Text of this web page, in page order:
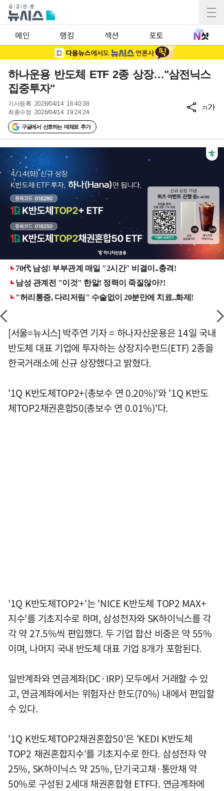
메인 랭킹 섹션 포토
하나운용 반도체 ETF 2종 상장…"삼전닉스
집중투자"
기사등록 2026/04/14 16:40:38
최종수정 2026/04/14 19:24:24
구글에서 선호하는 매체로 추가
가가
[서울=뉴시스] 박주연 기자 = 하나자산운용은 14일 국내
반도체 대표 기업에 투자하는 상장지수펀드(ETF) 2종을
한국거래소에 신규 상장했다고 밝혔다.
'1Q K반도체TOP2+(총보수 연 0.20%)'와 '1Q K반도
체TOP2채권혼합50(총보수 연 0.01%)'다.
'1Q K반도체TOP2+'는 'NICE K반도체 TOP2 MAX+
지수'를 기초지수로 하며, 삼성전자와 SK하이닉스를 각
각 약 27.5%씩 편입했다. 두 기업 합산 비중은 약 55%
이며, 나머지 국내 반도체 대표 기업 8개가 포함된다.
일반계좌와 연금계좌(DC·IRP) 모두에서 거래할 수 있
고, 연금계좌에서는 위험자산 한도(70%) 내에서 편입할
수 있다.
'1Q K반도체TOP2채권혼합50'은 'KEDI K반도체
TOP2 채권혼합지수'를 기초지수로 한다. 삼성전자 약
25%, SK하이닉스 약 25%, 단기국고채·통안채 약
50%로 구성된 2세대 채권혼합형 ETF다. 연금계좌에